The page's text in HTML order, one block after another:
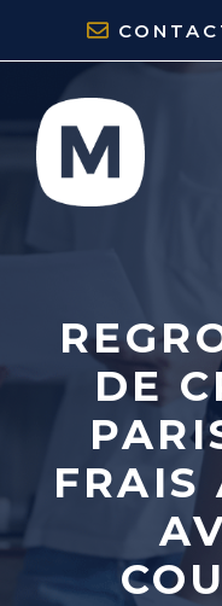
contenu
DE
FRAIS